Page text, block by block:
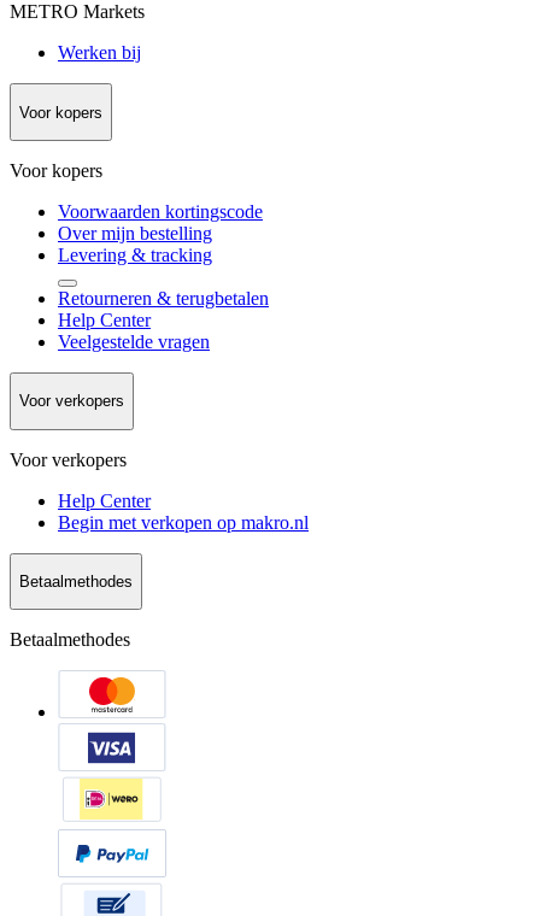
METRO Markets
Werken bij
Voor kopers
Voor kopers
Voorwaarden kortingscode
Over mijn bestelling
Levering & tracking
Retourneren & terugbetalen
Help Center
Veelgestelde vragen
Voor verkopers
Voor verkopers
Help Center
Begin met verkopen op makro.nl
Betaalmethodes
Betaalmethodes